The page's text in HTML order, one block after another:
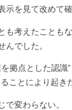
示を見て改めて
も考えたことも
んでした。
拠点とした認識
ことにより起き
で変わらない。